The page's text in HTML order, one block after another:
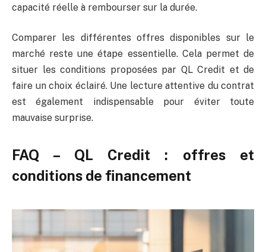
capacité réelle à rembourser sur la durée.
Comparer les différentes offres disponibles sur le
marché reste une étape essentielle. Cela permet de
situer les conditions proposées par QL Credit et de
faire un choix éclairé. Une lecture attentive du contrat
est également indispensable pour éviter toute
mauvaise surprise.
FAQ – QL Credit : offres et
conditions de financement